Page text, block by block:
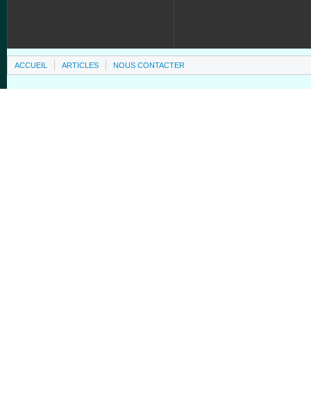
ACCUEIL ARTICLES NOUS CONTACTER